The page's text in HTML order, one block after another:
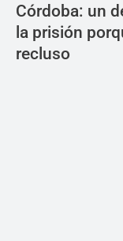
Córdoba: un
la prisión
recluso